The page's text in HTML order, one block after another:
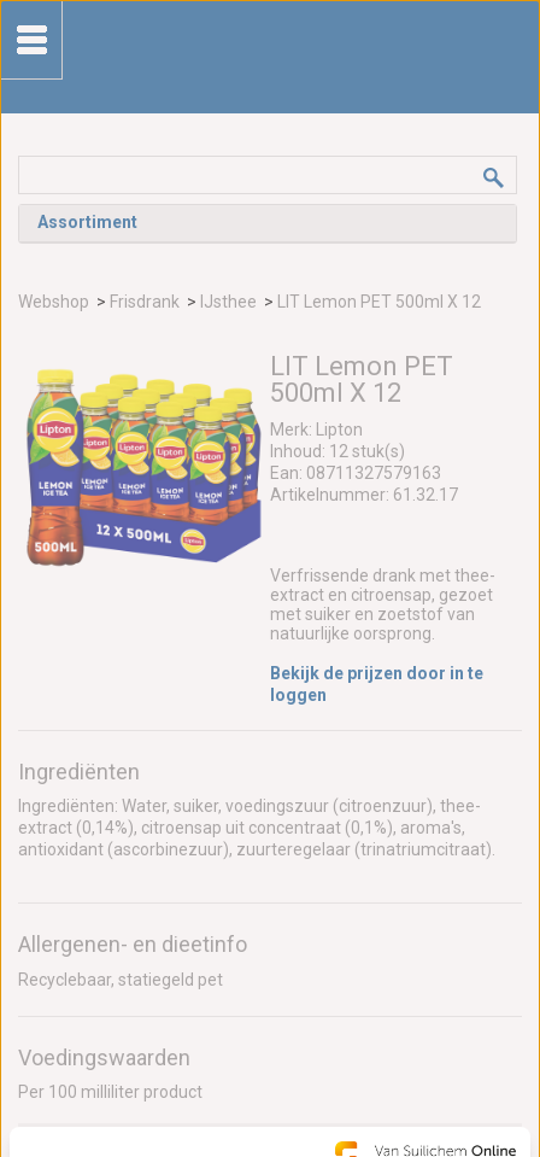
Assortiment
Webshop > Frisdrank > IJsthee > LIT Lemon PET 500ml X 12
LIT Lemon PET
500ml X 12
Merk: Lipton
Inhoud: 12 stuk(s)
Ean: 08711327579163
Artikelnummer: 61.32.17
Verfrissende drank met thee-
extract en citroensap, gezoet
met suiker en zoetstof van
natuurlijke oorsprong.
Bekijk de prijzen door in te
loggen
Ingrediënten
Ingrediënten: Water, suiker, voedingszuur (citroenzuur), thee-
extract (0,14%), citroensap uit concentraat (0,1%), aroma's,
antioxidant (ascorbinezuur), zuurteregelaar (trinatriumcitraat).
Allergenen- en dieetinfo
Recyclebaar, statiegeld pet
Voedingswaarden
Per 100 milliliter product